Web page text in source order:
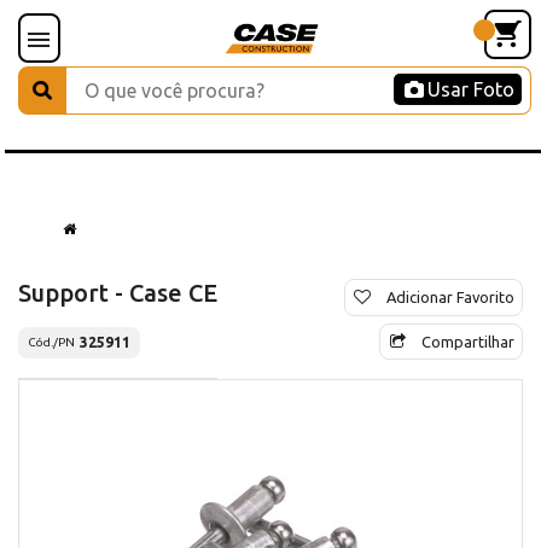
Usar Foto
Support - Case CE
Cód./PN 325911
Adicionar Favorito
Compartilhar